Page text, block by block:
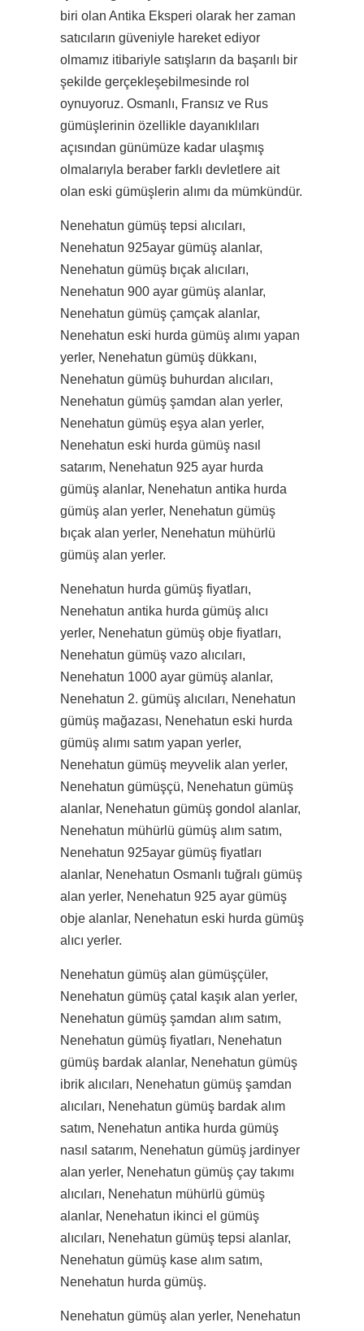
biri olan Antika Eksperi olarak her zaman
satıcıların güveniyle hareket ediyor
olmamız itibariyle satışların da başarılı bir
şekilde gerçekleşebilmesinde rol
oynuyoruz. Osmanlı, Fransız ve Rus
gümüşlerinin özellikle dayanıklıları
açısından günümüze kadar ulaşmış
olmalarıyla beraber farklı devletlere ait
olan eski gümüşlerin alımı da mümkündür.
Nenehatun gümüş tepsi alıcıları,
Nenehatun 925ayar gümüş alanlar,
Nenehatun gümüş bıçak alıcıları,
Nenehatun 900 ayar gümüş alanlar,
Nenehatun gümüş çamçak alanlar,
Nenehatun eski hurda gümüş alımı yapan
yerler, Nenehatun gümüş dükkanı,
Nenehatun gümüş buhurdan alıcıları,
Nenehatun gümüş şamdan alan yerler,
Nenehatun gümüş eşya alan yerler,
Nenehatun eski hurda gümüş nasıl
satarım, Nenehatun 925 ayar hurda
gümüş alanlar, Nenehatun antika hurda
gümüş alan yerler, Nenehatun gümüş
bıçak alan yerler, Nenehatun mühürlü
gümüş alan yerler.
Nenehatun hurda gümüş fiyatları,
Nenehatun antika hurda gümüş alıcı
yerler, Nenehatun gümüş obje fiyatları,
Nenehatun gümüş vazo alıcıları,
Nenehatun 1000 ayar gümüş alanlar,
Nenehatun 2. gümüş alıcıları, Nenehatun
gümüş mağazası, Nenehatun eski hurda
gümüş alımı satım yapan yerler,
Nenehatun gümüş meyvelik alan yerler,
Nenehatun gümüşçü, Nenehatun gümüş
alanlar, Nenehatun gümüş gondol alanlar,
Nenehatun mühürlü gümüş alım satım,
Nenehatun 925ayar gümüş fiyatları
alanlar, Nenehatun Osmanlı tuğralı gümüş
alan yerler, Nenehatun 925 ayar gümüş
obje alanlar, Nenehatun eski hurda gümüş
alıcı yerler.
Nenehatun gümüş alan gümüşçüler,
Nenehatun gümüş çatal kaşık alan yerler,
Nenehatun gümüş şamdan alım satım,
Nenehatun gümüş fiyatları, Nenehatun
gümüş bardak alanlar, Nenehatun gümüş
ibrik alıcıları, Nenehatun gümüş şamdan
alıcıları, Nenehatun gümüş bardak alım
satım, Nenehatun antika hurda gümüş
nasıl satarım, Nenehatun gümüş jardinyer
alan yerler, Nenehatun gümüş çay takımı
alıcıları, Nenehatun mühürlü gümüş
alanlar, Nenehatun ikinci el gümüş
alıcıları, Nenehatun gümüş tepsi alanlar,
Nenehatun gümüş kase alım satım,
Nenehatun hurda gümüş.
Nenehatun gümüş alan yerler, Nenehatun